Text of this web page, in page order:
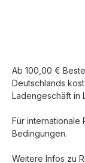
Ab 100,00 €
Deutschlands
Ladengeschäft in
Für internationale
Bedingungen.
Weitere Infos zu